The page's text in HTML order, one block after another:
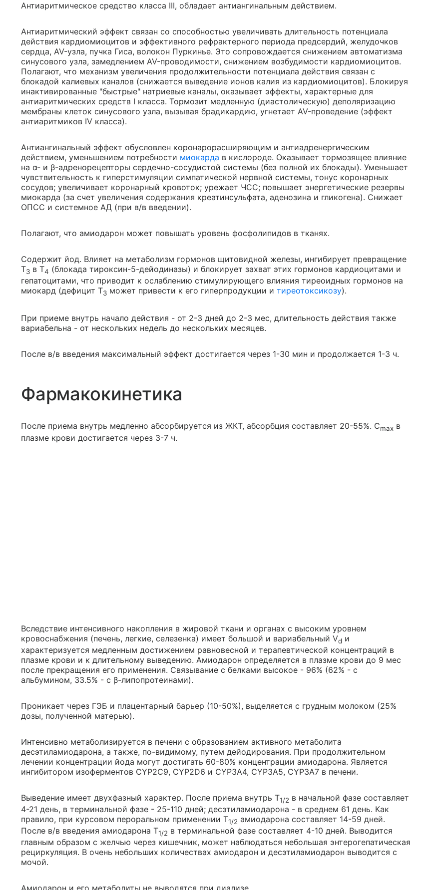
Антиаритмическое средство класса III, обладает антиангинальным действием.
Антиаритмический эффект связан со способностью увеличивать длительность потенциала
действия кардиомиоцитов и эффективного рефрактерного периода предсердий, желудочков
сердца, AV-узла, пучка Гиса, волокон Пуркинье. Это сопровождается снижением автоматизма
синусового узла, замедлением AV-проводимости, снижением возбудимости кардиомиоцитов.
Полагают, что механизм увеличения продолжительности потенциала действия связан с
блокадой калиевых каналов (снижается выведение ионов калия из кардиомиоцитов). Блокируя
инактивированные "быстрые" натриевые каналы, оказывает эффекты, характерные для
антиаритмических средств I класса. Тормозит медленную (диастолическую) деполяризацию
мембраны клеток синусового узла, вызывая брадикардию, угнетает AV-проведение (эффект
антиаритмиков IV класса).
Антиангинальный эффект обусловлен коронарорасширяющим и антиадренергическим
действием, уменьшением потребности миокарда в кислороде. Оказывает тормозящее влияние
на α- и β-адренорецепторы сердечно-сосудистой системы (без полной их блокады). Уменьшает
чувствительность к гиперстимуляции симпатической нервной системы, тонус коронарных
сосудов; увеличивает коронарный кровоток; урежает ЧСС; повышает энергетические резервы
миокарда (за счет увеличения содержания креатинсульфата, аденозина и гликогена). Снижает
ОПСС и системное АД (при в/в введении).
Полагают, что амиодарон может повышать уровень фосфолипидов в тканях.
Содержит йод. Влияет на метаболизм гормонов щитовидной железы, ингибирует превращение
T3 в T4 (блокада тироксин-5-дейодиназы) и блокирует захват этих гормонов кардиоцитами и
гепатоцитами, что приводит к ослаблению стимулирующего влияния тиреоидных гормонов на
миокард (дефицит T3 может привести к его гиперпродукции и тиреотоксикозу).
При приеме внутрь начало действия - от 2-3 дней до 2-3 мес, длительность действия также
вариабельна - от нескольких недель до нескольких месяцев.
После в/в введения максимальный эффект достигается через 1-30 мин и продолжается 1-3 ч.
Фармакокинетика
После приема внутрь медленно абсорбируется из ЖКТ, абсорбция составляет 20-55%. Cmax в
плазме крови достигается через 3-7 ч.
Вследствие интенсивного накопления в жировой ткани и органах с высоким уровнем
кровоснабжения (печень, легкие, селезенка) имеет большой и вариабельный Vd и
характеризуется медленным достижением равновесной и терапевтической концентраций в
плазме крови и к длительному выведению. Амиодарон определяется в плазме крови до 9 мес
после прекращения его применения. Связывание с белками высокое - 96% (62% - с
альбумином, 33.5% - с β-липопротеинами).
Проникает через ГЭБ и плацентарный барьер (10-50%), выделяется с грудным молоком (25%
дозы, полученной матерью).
Интенсивно метаболизируется в печени с образованием активного метаболита
десэтиламиодарона, а также, по-видимому, путем дейодирования. При продолжительном
лечении концентрации йода могут достигать 60-80% концентрации амиодарона. Является
ингибитором изоферментов CYP2C9, CYP2D6 и CYP3A4, CYP3A5, CYP3A7 в печени.
Выведение имеет двухфазный характер. После приема внутрь T1/2 в начальной фазе составляет
4-21 день, в терминальной фазе - 25-110 дней; десэтиламиодарона - в среднем 61 день. Как
правило, при курсовом пероральном применении T1/2 амиодарона составляет 14-59 дней.
После в/в введения амиодарона T1/2 в терминальной фазе составляет 4-10 дней. Выводится
главным образом с желчью через кишечник, может наблюдаться небольшая энтерогепатическая
рециркуляция. В очень небольших количествах амиодарон и десэтиламиодарон выводится с
мочой.